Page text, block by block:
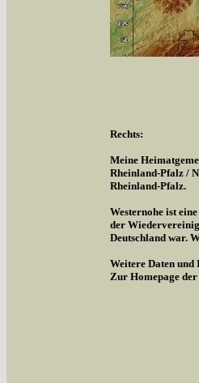
Rechts:
Meine
Rheinland-Pfalz /
Rheinland-Pfalz.
Westernohe ist
der
Deutschland war.
Weitere Daten und
Zur Homepage